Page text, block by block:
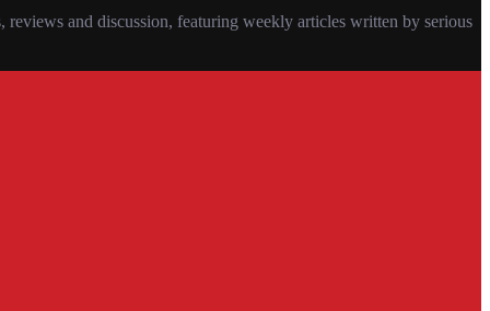
and discussion, featuring weekly articles written by serious